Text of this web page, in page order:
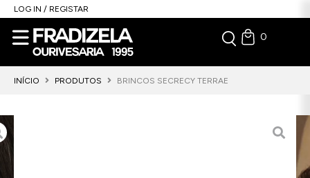
LOG IN / REGISTAR
0
INÍCIO PRODUTOS BRINCOS SECRECY TERRAE